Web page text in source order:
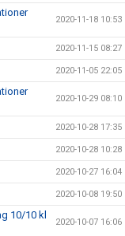
2020-11-18 10:53
2020-11-15 08:27
2020-11-05 22:05
2020-10-29 08:10
2020-10-28 17:35
2020-10-28 10:28
2020-10-27 16:04
2020-10-08 19:50
10/10 kl
2020-10-07 16:06